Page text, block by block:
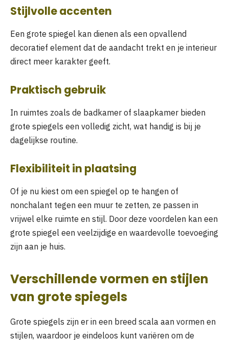
Stijlvolle accenten
Een grote spiegel kan dienen als een opvallend
decoratief element dat de aandacht trekt en je interieur
direct meer karakter geeft.
Praktisch gebruik
In ruimtes zoals de badkamer of slaapkamer bieden
grote spiegels een volledig zicht, wat handig is bij je
dagelijkse routine.
Flexibiliteit in plaatsing
Of je nu kiest om een spiegel op te hangen of
nonchalant tegen een muur te zetten, ze passen in
vrijwel elke ruimte en stijl. Door deze voordelen kan een
grote spiegel een veelzijdige en waardevolle toevoeging
zijn aan je huis.
Verschillende vormen en stijlen
van grote spiegels
Grote spiegels zijn er in een breed scala aan vormen en
stijlen, waardoor je eindeloos kunt variëren om de